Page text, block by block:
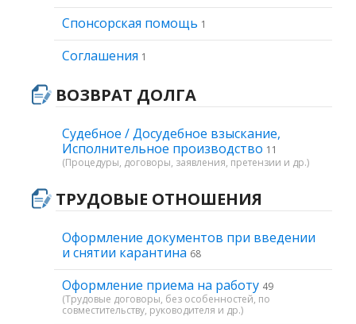
Спонсорская помощь 1
Соглашения 1
ВОЗВРАТ ДОЛГА
Судебное / Досудебное взыскание,
Исполнительное производство 11
(Процедуры, договоры, заявления, претензии и др.)
ТРУДОВЫЕ ОТНОШЕНИЯ
Оформление документов при введении
и снятии карантина 68
Оформление приема на работу 49
(Трудовые договоры, без особенностей, по
совместительству, руководителя и др.)